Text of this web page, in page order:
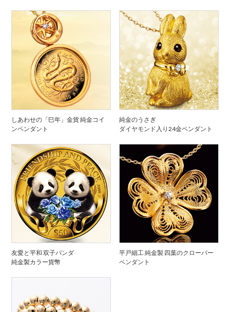
しあわせの「巳年」金貨 純金コイ
ンペンダント
純金のうさぎ
ダイヤモンド入り24金ペンダント
友愛と平和 双子パンダ
純金製カラー貨幣
平戸細工 純金製 四葉のクローバー
ペンダント